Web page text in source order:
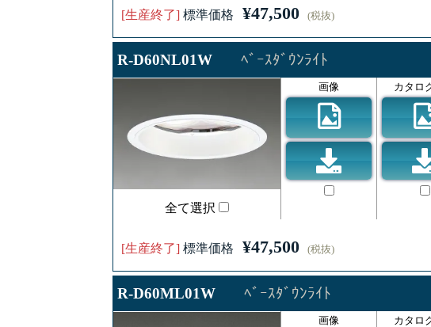
[生産終了] 標準価格 ¥47,500 (税抜)
R-D60NL01W ﾍﾞｰｽﾀﾞｳﾝﾗｲﾄ
全て選択
画像 カタロ
[生産終了] 標準価格 ¥47,500 (税抜)
R-D60ML01W ﾍﾞｰｽﾀﾞｳﾝﾗｲﾄ
画像 カタロ